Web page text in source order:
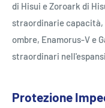
di Hisui e Zoroark di
straordinarie capacità,
ombre, Enamorus-V e
straordinari
Protezione